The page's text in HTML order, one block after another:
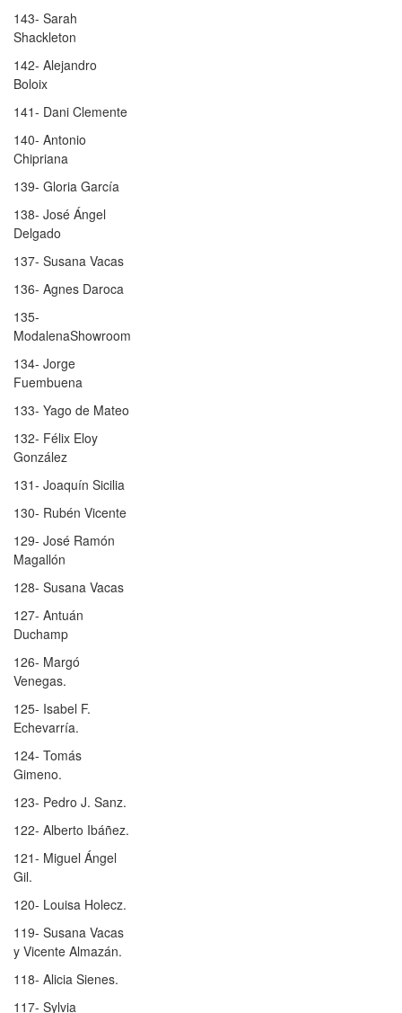
143- Sarah
Shackleton
142- Alejandro
Boloix
141- Dani Clemente
140- Antonio
Chipriana
139- Gloria García
138- José Ángel
Delgado
137- Susana Vacas
136- Agnes Daroca
135-
ModalenaShowroom
134- Jorge
Fuembuena
133- Yago de Mateo
132- Félix Eloy
González
131- Joaquín Sicilia
130- Rubén Vicente
129- José Ramón
Magallón
128- Susana Vacas
127- Antuán
Duchamp
126- Margó
Venegas.
125- Isabel F.
Echevarría.
124- Tomás
Gimeno.
123- Pedro J. Sanz.
122- Alberto Ibáñez.
121- Miguel Ángel
Gil.
120- Louisa Holecz.
119- Susana Vacas
y Vicente Almazán.
118- Alicia Sienes.
117- Sylvia